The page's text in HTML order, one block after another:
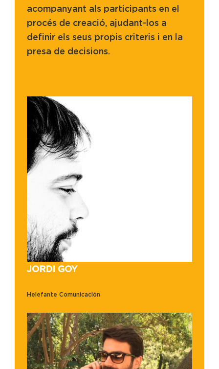
acompanyant als participants en el
procés de creació, ajudant-los a
definir els seus propis criteris i en la
presa de decisions.
JORDI GOY
Helefante Comunicación